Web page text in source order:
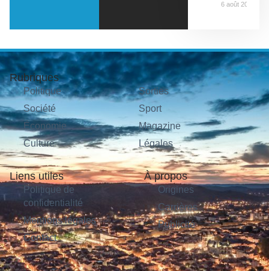
6 août 2026
Rubriques
Politique
Société
Économie
Culture
Sorties
Sport
Magazine
Légales
Liens utiles
Politique de
confidentialité
Mentions légales
Contact
À propos
Origines
Carrières
Publicité